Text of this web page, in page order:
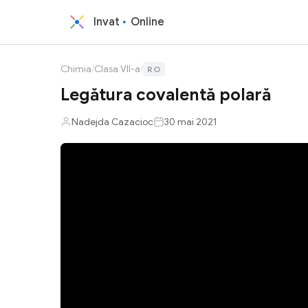
Invat Online
Chimia/Clasa VII-a/ RO
Legătura covalentă polară
Nadejda Cazacioc 30 mai 2021